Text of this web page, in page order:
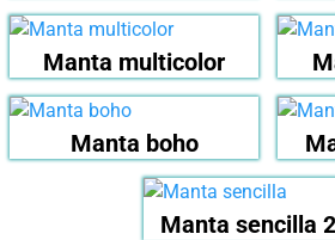
Manta multicolor
Manta boho
Manta sencilla